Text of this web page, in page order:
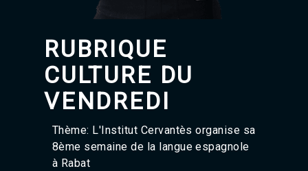
Fès 98.8 Hz
El Jadida 97.3
Settat 104,6
Chefchaouen 106.4
Essaouira 96.6
Taounate 95.6
Tiznit 103.1
RUBRIQUE
CULTURE DU
VENDREDI
Thème: L'Institut Cervantès organise sa
8ème semaine de la langue espagnole
à Rabat